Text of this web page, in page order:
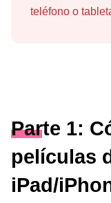
teléfono o
Parte 1:
películas
iPad/